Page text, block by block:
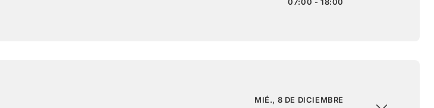
MIÉ., 8 DE DICIEMBRE